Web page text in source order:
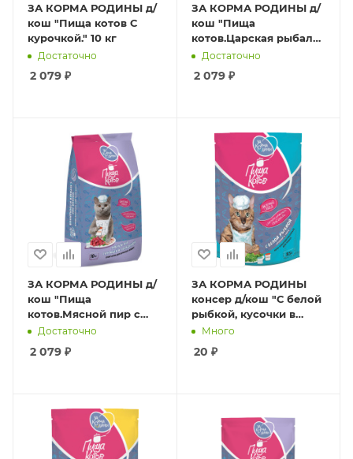
ЗА КОРМА РОДИНЫ д/
кош "Пища котов С
курочкой." 10 кг
Достаточно
2 079 ₽
ЗА КОРМА РОДИНЫ д/
кош "Пища
котов.Царская рыбалка
с рыбой" 10 кг
Достаточно
2 079₽
ЗА КОРМА РОДИНЫ д/
кош "Пища
котов.Мясной пир с
курицей и говядиной"
Достаточно
2 079 ₽
ЗА КОРМА РОДИНЫ
консер д/кош "С белой
рыбкой, кусочки в
соусе" 0,085 кг
Много
20 ₽